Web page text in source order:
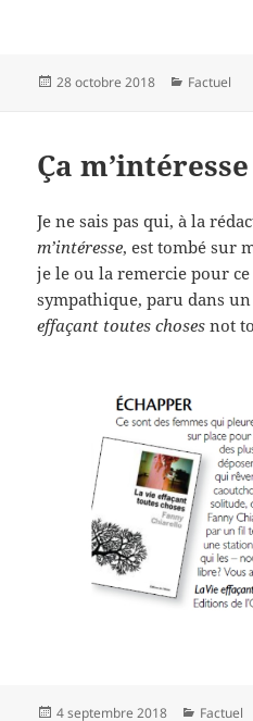
Publié
28 octobre 2018 Catégories
Factuel
Ça m’intéresse
Je ne sais pas qui, à la
m’intéresse, est tombé sur
je le ou la remercie pour
sympathique, paru dans
effaçant toutes choses not
Publié
4 septembre 2018 Factuel